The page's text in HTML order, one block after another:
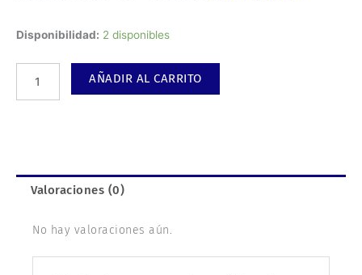
Disponibilidad: 2 disponibles
Parchís
AÑADIR AL CARRITO
Valoraciones (0)
No hay valoraciones aún.